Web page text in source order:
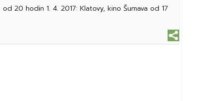
20 hodin 1. 4. 2017: Klatovy, kino Šumava od 17